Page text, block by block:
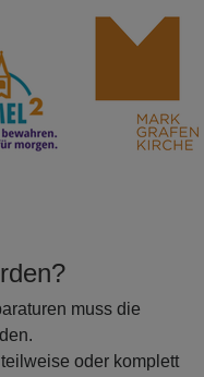
muss die
oder komplett